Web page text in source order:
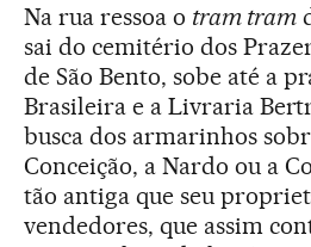
Na rua ressoa o tram tram
sai do cemitério dos
de São Bento, sobe até a
Brasileira e a Livraria
busca dos armarinhos
Conceição, a Nardo ou a
tão antiga que seu
vendedores, que assim